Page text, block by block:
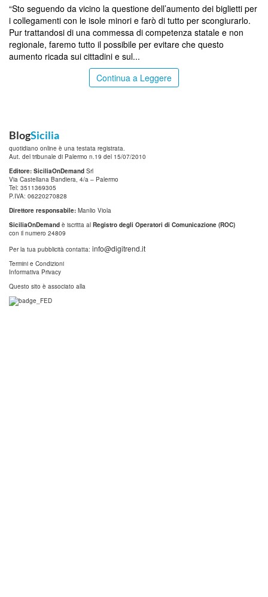
“Sto seguendo da vicino la questione dell’aumento dei biglietti per
i collegamenti con le isole minori e farò di tutto per scongiurarlo.
Pur trattandosi di una commessa di competenza statale e non
regionale, faremo tutto il possibile per evitare che questo
aumento ricada sui cittadini e sul...
Continua a Leggere
BlogSicilia
quotidiano online è una testata registrata.
Aut. del tribunale di Palermo n.19 del 15/07/2010
Editore: SiciliaOnDemand Srl
Via Castellana Bandiera, 4/a – Palermo
Tel: 3511369305
P.IVA: 06220270828
Direttore responsabile: Manlio Viola
SiciliaOnDemand è iscritta al Registro degli Operatori di Comunicazione (ROC)
con il numero 24809
Per la tua pubblicità contatta: info@digitrend.it
Termini e Condizioni
Informativa Privacy
Questo sito è associato alla